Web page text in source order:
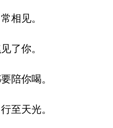
相见。
了你。
陪你喝。
至天光。